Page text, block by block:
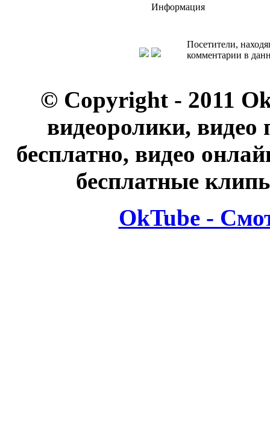
Информация
Посетители,
комментарии в
© Copyright - 2011
видеоролики, видео
бесплатно, видео
бесплатные
OkTube -